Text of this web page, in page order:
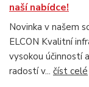
naší nabídce!
Novinka v našem
ELCON Kvalitní
vysokou účinností
radostí v... číst celé